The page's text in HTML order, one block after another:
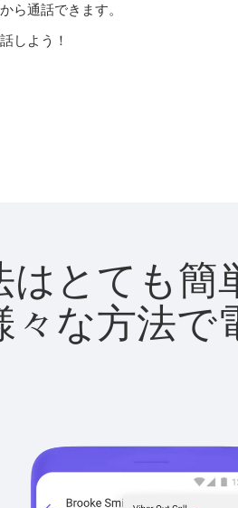
ら通話できます。
しよう！
とても簡
な方法で